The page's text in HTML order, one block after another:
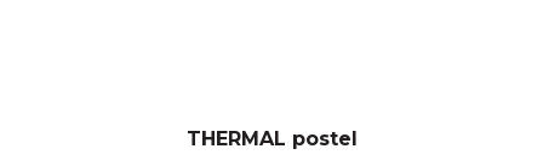
THERMAL postel